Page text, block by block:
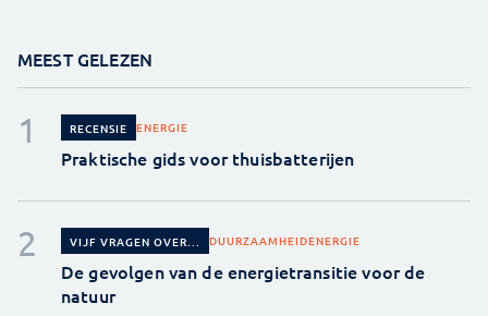
MEEST GELEZEN
RECENSIE ENERGIE
Praktische gids voor thuisbatterijen
VIJF VRAGEN OVER... DUURZAAMHEIDENERGIE
De gevolgen van de energietransitie voor de
natuur